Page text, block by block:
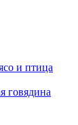
и птица
говядина